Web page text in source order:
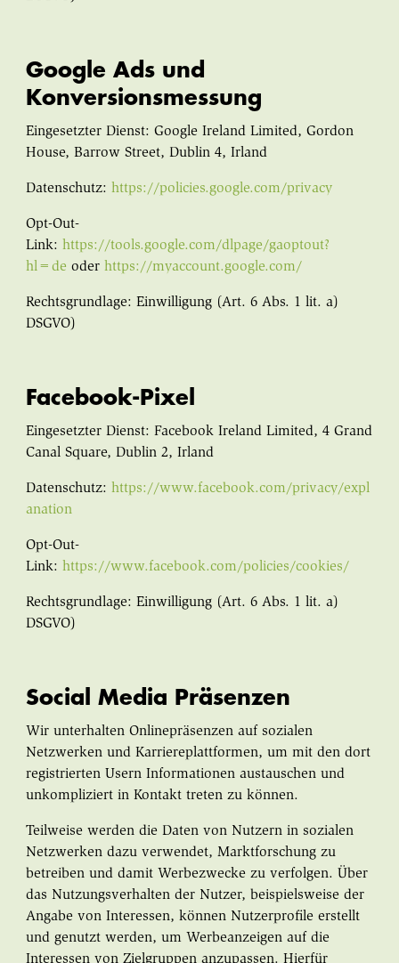
Google Ads und
Konversionsmessung
Eingesetzter Dienst: Google Ireland Limited, Gordon
House, Barrow Street, Dublin 4, Irland
Datenschutz: https://policies.google.com/privacy
Opt-Out-
Link: https://tools.google.com/dlpage/gaoptout?
hl=de oder https://myaccount.google.com/
Rechtsgrundlage: Einwilligung (Art. 6 Abs. 1 lit. a)
DSGVO)
Facebook-Pixel
Eingesetzter Dienst: Facebook Ireland Limited, 4 Grand
Canal Square, Dublin 2, Irland
Datenschutz: https://www.facebook.com/privacy/expl
anation
Opt-Out-
Link: https://www.facebook.com/policies/cookies/
Rechtsgrundlage: Einwilligung (Art. 6 Abs. 1 lit. a)
DSGVO)
Social Media Präsenzen
Wir unterhalten Onlinepräsenzen auf sozialen
Netzwerken und Karriereplattformen, um mit den dort
registrierten Usern Informationen austauschen und
unkompliziert in Kontakt treten zu können.
Teilweise werden die Daten von Nutzern in sozialen
Netzwerken dazu verwendet, Marktforschung zu
betreiben und damit Werbezwecke zu verfolgen. Über
das Nutzungsverhalten der Nutzer, beispielsweise der
Angabe von Interessen, können Nutzerprofile erstellt
und genutzt werden, um Werbeanzeigen auf die
Interessen von Zielgruppen anzupassen. Hierfür